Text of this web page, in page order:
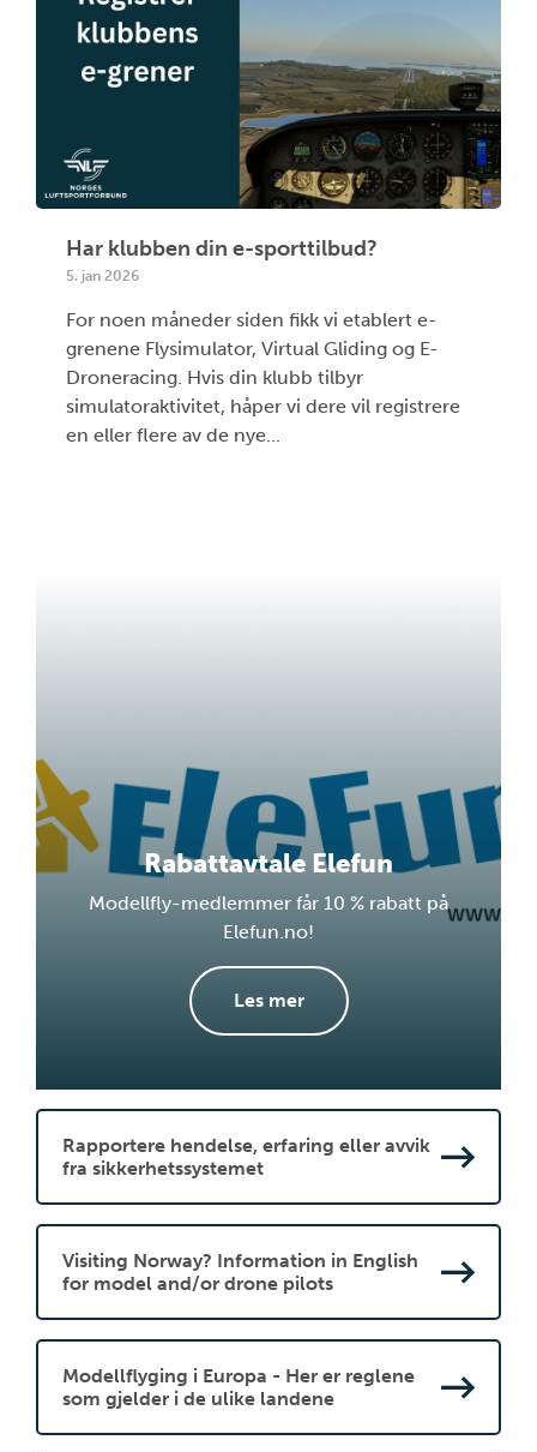
Har klubben din e-sporttilbud?
5. jan 2026
For noen måneder siden fikk vi etablert e-
grenene Flysimulator, Virtual Gliding og E-
Droneracing. Hvis din klubb tilbyr
simulatoraktivitet, håper vi dere vil registrere
en eller flere av de nye...
Rabattavtale Elefun
Modellfly-medlemmer får 10 % rabatt på
Elefun.no!
Les mer
Rapportere hendelse, erfaring eller avvik
fra sikkerhetssystemet
Visiting Norway? Information in English
for model and/or drone pilots
Modellflyging i Europa - Her er reglene
som gjelder i de ulike landene